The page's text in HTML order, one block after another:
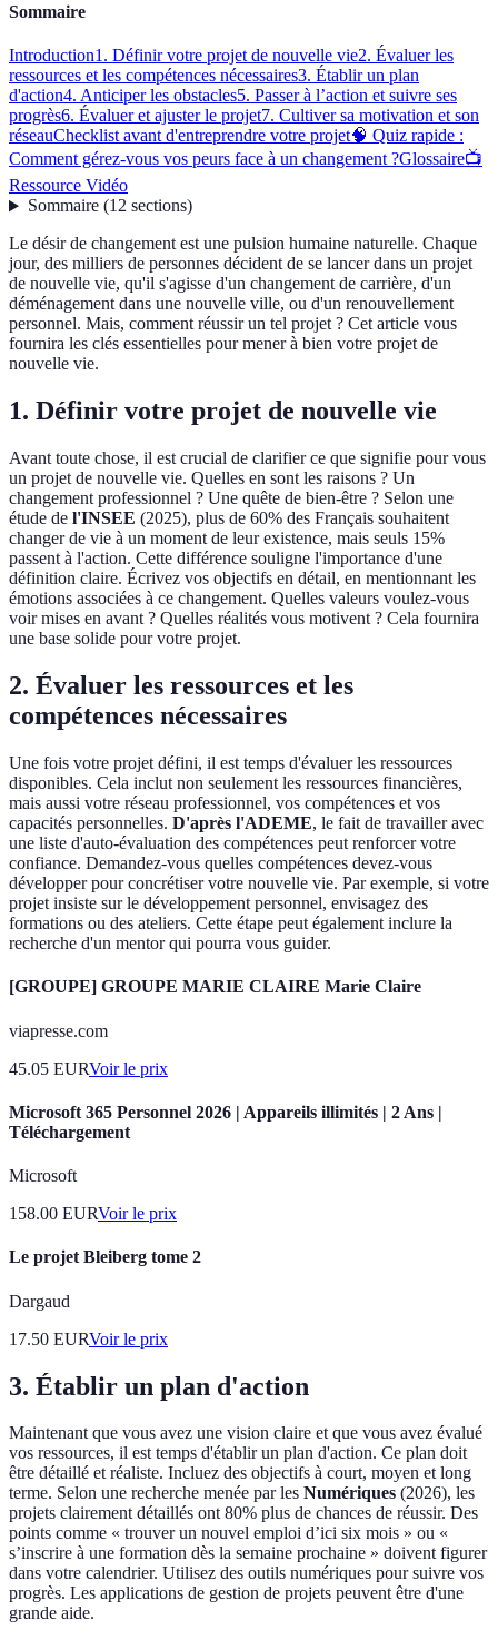
Sommaire
Introduction1. Définir votre projet de nouvelle vie2. Évaluer les
ressources et les compétences nécessaires3. Établir un plan
d'action4. Anticiper les obstacles5. Passer à l’action et suivre ses
progrès6. Évaluer et ajuster le projet7. Cultiver sa motivation et son
réseauChecklist avant d'entreprendre votre projet🧠 Quiz rapide :
Comment gérez-vous vos peurs face à un changement ?Glossaire📺
Ressource Vidéo
Sommaire(12 sections)
Le désir de changement est une pulsion humaine naturelle. Chaque
jour, des milliers de personnes décident de se lancer dans un projet
de nouvelle vie, qu'il s'agisse d'un changement de carrière, d'un
déménagement dans une nouvelle ville, ou d'un renouvellement
personnel. Mais, comment réussir un tel projet ? Cet article vous
fournira les clés essentielles pour mener à bien votre projet de
nouvelle vie.
1. Définir votre projet de nouvelle vie
Avant toute chose, il est crucial de clarifier ce que signifie pour vous
un projet de nouvelle vie. Quelles en sont les raisons ? Un
changement professionnel ? Une quête de bien-être ? Selon une
étude de l'INSEE (2025), plus de 60% des Français souhaitent
changer de vie à un moment de leur existence, mais seuls 15%
passent à l'action. Cette différence souligne l'importance d'une
définition claire. Écrivez vos objectifs en détail, en mentionnant les
émotions associées à ce changement. Quelles valeurs voulez-vous
voir mises en avant ? Quelles réalités vous motivent ? Cela fournira
une base solide pour votre projet.
2. Évaluer les ressources et les
compétences nécessaires
Une fois votre projet défini, il est temps d'évaluer les ressources
disponibles. Cela inclut non seulement les ressources financières,
mais aussi votre réseau professionnel, vos compétences et vos
capacités personnelles. D'après l'ADEME, le fait de travailler avec
une liste d'auto-évaluation des compétences peut renforcer votre
confiance. Demandez-vous quelles compétences devez-vous
développer pour concrétiser votre nouvelle vie. Par exemple, si votre
projet insiste sur le développement personnel, envisagez des
formations ou des ateliers. Cette étape peut également inclure la
recherche d'un mentor qui pourra vous guider.
[GROUPE] GROUPE MARIE CLAIRE Marie Claire
viapresse.com
45.05 EURVoir le prix
Microsoft 365 Personnel 2026 | Appareils illimités | 2 Ans |
Téléchargement
Microsoft
158.00 EURVoir le prix
Le projet Bleiberg tome 2
Dargaud
17.50 EURVoir le prix
3. Établir un plan d'action
Maintenant que vous avez une vision claire et que vous avez évalué
vos ressources, il est temps d'établir un plan d'action. Ce plan doit
être détaillé et réaliste. Incluez des objectifs à court, moyen et long
terme. Selon une recherche menée par les Numériques (2026), les
projets clairement détaillés ont 80% plus de chances de réussir. Des
points comme « trouver un nouvel emploi d’ici six mois » ou «
s’inscrire à une formation dès la semaine prochaine » doivent figurer
dans votre calendrier. Utilisez des outils numériques pour suivre vos
progrès. Les applications de gestion de projets peuvent être d'une
grande aide.